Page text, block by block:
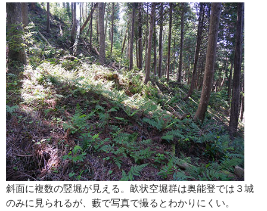
斜面に複数の竪堀が見える。畝状空堀群は奥能登では３城
のみに見られるが、藪で写真で撮るとわかりにくい。